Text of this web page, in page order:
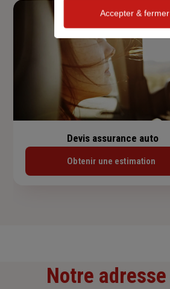
Devis assurance auto
Obtenir une estimation
Notre adresse
Accepter & fermer